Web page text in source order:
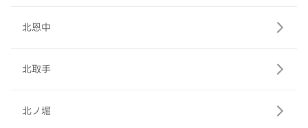
北恩中
北取手
北ノ堀